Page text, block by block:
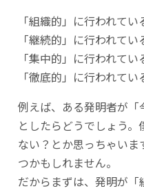
「組織的」に行われてい
「継続的」に行われてい
「集中的」に行われてい
「徹底的」に行われてい
例えば、ある発明者が
としたらどうでしょう
ない？とか思っちゃい
つかもしれません。
だからまずは、発明が